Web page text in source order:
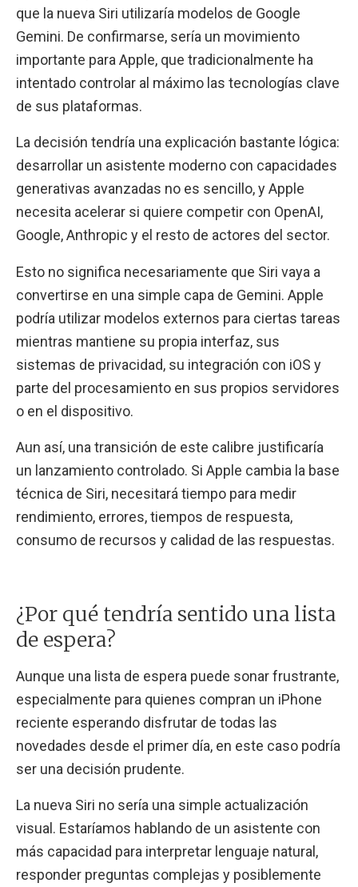
que la nueva Siri utilizaría modelos de Google
Gemini. De confirmarse, sería un movimiento
importante para Apple, que tradicionalmente ha
intentado controlar al máximo las tecnologías clave
de sus plataformas.
La decisión tendría una explicación bastante lógica:
desarrollar un asistente moderno con capacidades
generativas avanzadas no es sencillo, y Apple
necesita acelerar si quiere competir con OpenAI,
Google, Anthropic y el resto de actores del sector.
Esto no significa necesariamente que Siri vaya a
convertirse en una simple capa de Gemini. Apple
podría utilizar modelos externos para ciertas tareas
mientras mantiene su propia interfaz, sus
sistemas de privacidad, su integración con iOS y
parte del procesamiento en sus propios servidores
o en el dispositivo.
Aun así, una transición de este calibre justificaría
un lanzamiento controlado. Si Apple cambia la base
técnica de Siri, necesitará tiempo para medir
rendimiento, errores, tiempos de respuesta,
consumo de recursos y calidad de las respuestas.
¿Por qué tendría sentido una lista
de espera?
Aunque una lista de espera puede sonar frustrante,
especialmente para quienes compran un iPhone
reciente esperando disfrutar de todas las
novedades desde el primer día, en este caso podría
ser una decisión prudente.
La nueva Siri no sería una simple actualización
visual. Estaríamos hablando de un asistente con
más capacidad para interpretar lenguaje natural,
responder preguntas complejas y posiblemente